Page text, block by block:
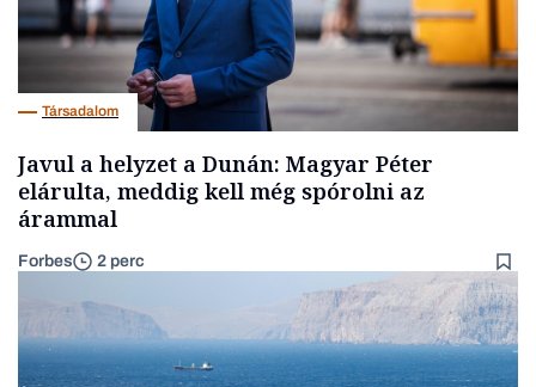
Társadalom
Javul a helyzet a Dunán: Magyar Péter
elárulta, meddig kell még spórolni az
árammal
Forbes 2 perc